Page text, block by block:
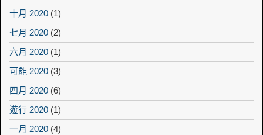
十月 2020 (1)
七月 2020 (2)
六月 2020 (1)
可能 2020 (3)
四月 2020 (6)
遊行 2020 (1)
一月 2020 (4)